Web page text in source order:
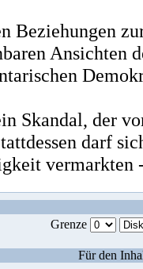
Beziehungen
Ansichten
Skandal, der
darf
vermarkten
Grenze
Für den